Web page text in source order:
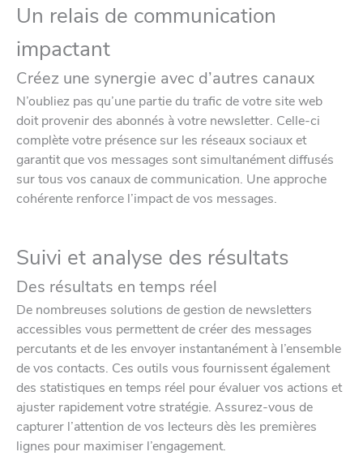
Un relais de communication
impactant
Créez une synergie avec d’autres canaux
N’oubliez pas qu’une partie du trafic de votre site web
doit provenir des abonnés à votre newsletter. Celle-ci
complète votre présence sur les réseaux sociaux et
garantit que vos messages sont simultanément diffusés
sur tous vos canaux de communication. Une approche
cohérente renforce l’impact de vos messages.
Suivi et analyse des résultats
Des résultats en temps réel
De nombreuses solutions de gestion de newsletters
accessibles vous permettent de créer des messages
percutants et de les envoyer instantanément à l’ensemble
de vos contacts. Ces outils vous fournissent également
des statistiques en temps réel pour évaluer vos actions et
ajuster rapidement votre stratégie. Assurez-vous de
capturer l’attention de vos lecteurs dès les premières
lignes pour maximiser l’engagement.